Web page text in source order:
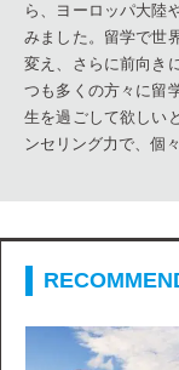
ら、ヨーロッパ大陸
みました。留学で世
変え、さらに前向き
つも多くの方々に留
生を過ごして欲しい
ンセリング力で、個